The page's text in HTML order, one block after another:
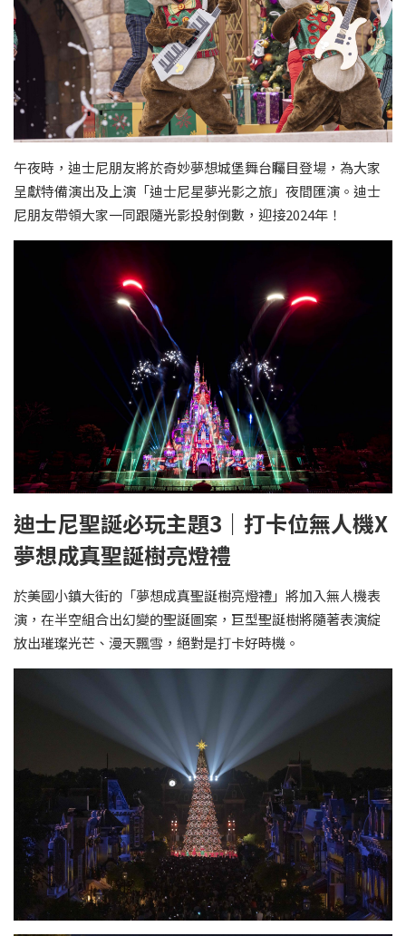
午夜時，迪士尼朋友將於奇妙夢想城堡舞台矚目登場，為大家
呈獻特備演出及上演「迪士尼星夢光影之旅」夜間匯演。迪士
尼朋友帶領大家一同跟隨光影投射倒數，迎接2024年！
迪士尼聖誕必玩主題3｜打卡位無人機X
夢想成真聖誕樹亮燈禮
於美國小鎮大街的「夢想成真聖誕樹亮燈禮」將加入無人機表
演，在半空組合出幻變的聖誕圖案，巨型聖誕樹將隨著表演綻
放出璀璨光芒、漫天飄雪，絕對是打卡好時機。